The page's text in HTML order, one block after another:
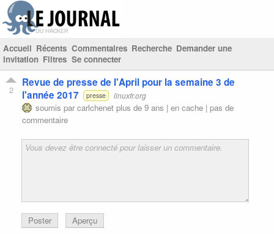
Accueil Récents Commentaires Recherche Demander une
invitation Filtres Se connecter
2
Revue de presse de l'April pour la semaine 3 de
l'année 2017
presse linuxfr.org
soumis parcarlchenet plus de 9 ans | en cache | pas de
commentaire
Poster Aperçu